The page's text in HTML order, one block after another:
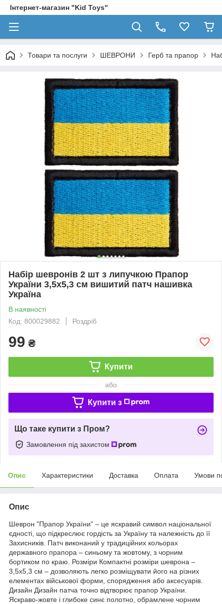
Інтернет-магазин "Kid Toys"
Товари та послуги ШЕВРОНИ Герб та прапор
Набір шевронів 2 шт з липучкою Прапор
України 3,5х5,3 см вишитий патч нашивка
Україна
В наявності
Код: 800029882
Роздріб
99 ₴
Купити
або
Купити з
Що таке купити з Пром?
Замовлення під захистом
Опис Характеристики Доставка Оплата Умови
Опис
Шеврон "Прапор України" – це яскравий символ національної
єдності, що підкреслює гордість за Україну та належність до її
Захисників. Патч виконаний у традиційних кольорах
державного прапора – синьому та жовтому, з чорним
бортиком по краю. Розміри Компактні розміри шеврона –
3,5х5,3 см – дозволяють легко розміщувати його на різних
елементах військової форми, спорядження або аксесуарів.
Дизайн Дизайн патча точно відтворює прапор України.
Яскраво-жовте і глибоке синє полотно, обрамлене чорним